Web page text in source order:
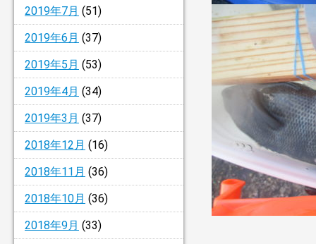
2019年7月 (51)
2019年6月 (37)
2019年5月 (53)
2019年4月 (34)
2019年3月 (37)
2018年12月 (16)
2018年11月 (36)
2018年10月 (36)
2018年9月 (33)